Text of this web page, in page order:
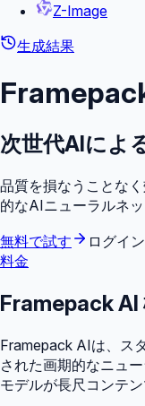
Z-Image
生成結果
次世代AIによ
品質を損なうことな
的なAIニューラルネ
無料で試す
ログイ
料金
Framepack AI
Framepack AIは、ス
された画期的なニュ
モデルが長尺コンテ